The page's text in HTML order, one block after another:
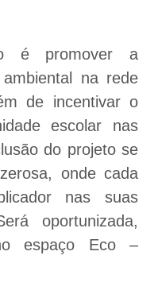
é promover a
na rede
de incentivar o
escolar nas
do projeto se
onde cada
nas suas
oportunizada,
espaço Eco –